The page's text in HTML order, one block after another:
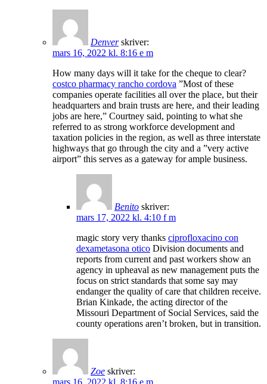
Denver skriver:
mars 16, 2022 kl. 8:16 e m
How many days will it take for the cheque to clear?
costco pharmacy rancho cordova ”Most of these
companies operate facilities all over the place, but their
headquarters and brain trusts are here, and their leading
jobs are here,” Courtney said, pointing to what she
referred to as strong workforce development and
taxation policies in the region, as well as three interstate
highways that go through the city and a ”very active
airport” this serves as a gateway for ample business.
Benito skriver:
mars 17, 2022 kl. 4:10 f m
magic story very thanks ciprofloxacino con
dexametasona otico Division documents and
reports from current and past workers show an
agency in upheaval as new management puts the
focus on strict standards that some say may
endanger the quality of care that children receive.
Brian Kinkade, the acting director of the
Missouri Department of Social Services, said the
county operations aren’t broken, but in transition.
Zoe skriver:
mars 16, 2022 kl. 8:16 e m